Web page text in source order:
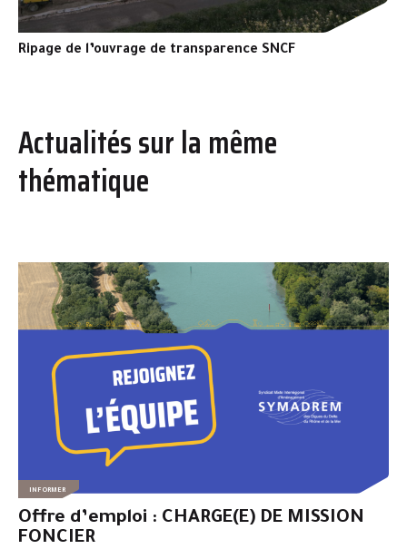
Ripage de l’ouvrage de transparence SNCF
Actualités sur la même
thématique
INFORMER
Offre d’emploi : CHARGE(E) DE MISSION
FONCIER